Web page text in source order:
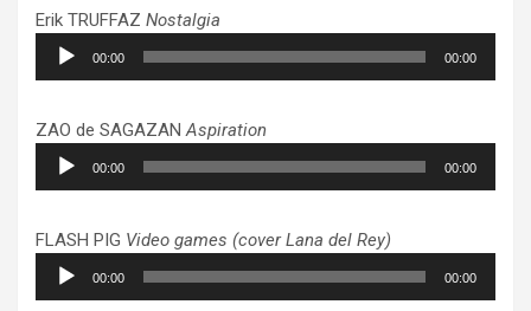
Erik TRUFFAZ Nostalgia
Lecteur
audio
00:00 00:00
ZAO de SAGAZANAspiration
Lecteur
audio
00:00 00:00
FLASH PIG Video games (cover Lana del Rey)
Lecteur
audio
00:00 00:00